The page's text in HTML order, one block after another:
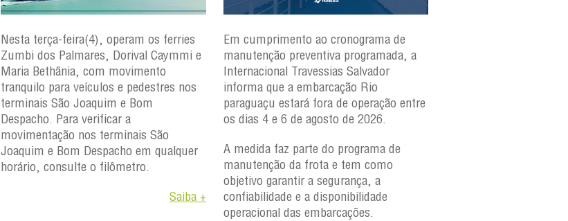
Nesta terça-feira(4), operam os ferries
Zumbi dos Palmares, Dorival Caymmi e
Maria Bethânia, com movimento
tranquilo para veículos e pedestres nos
terminais São Joaquim e Bom
Despacho. Para verificar a
movimentação nos terminais São
Joaquim e Bom Despacho em qualquer
horário, consulte o filômetro.
Saiba +
Em cumprimento ao cronograma de
manutenção preventiva programada, a
Internacional Travessias Salvador
informa que a embarcação Rio
paraguaçu estará fora de operação entre
os dias 4 e 6 de agosto de 2026.
A medida faz parte do programa de
manutenção da frota e tem como
objetivo garantir a segurança, a
confiabilidade e a disponibilidade
operacional das embarcações.